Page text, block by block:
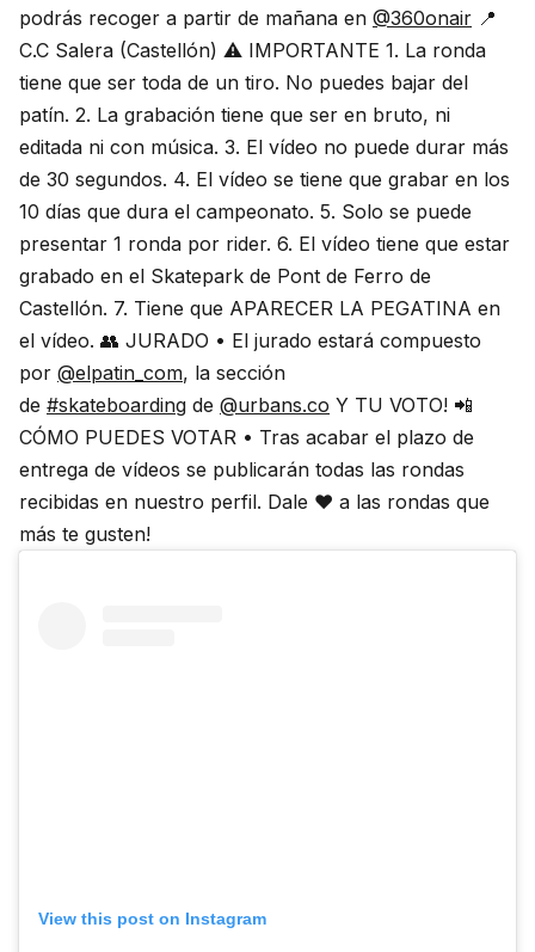
podrás recoger a partir de mañana en @360onair 📍
C.C Salera (Castellón) ⚠️ IMPORTANTE 1. La ronda
tiene que ser toda de un tiro. No puedes bajar del
patín.⁣ 2. La grabación tiene que ser en bruto, ni
editada ni con música.⁣ 3. El vídeo no puede durar más
de 30 segundos. 4. El vídeo se tiene que grabar en los
10 días que dura el campeonato.⁣ 5. Solo se puede
presentar 1 ronda por rider⁣. 6. El vídeo tiene que estar
grabado en el Skatepark de Pont de Ferro de
Castellón. 7. Tiene que APARECER LA PEGATINA en
el vídeo. 👥 JURADO • El jurado estará compuesto
por @elpatin_com, la sección
de #skateboarding de @urbans.co Y TU VOTO! 📲
CÓMO PUEDES VOTAR • Tras acabar el plazo de
entrega de vídeos se publicarán todas las rondas
recibidas en nuestro perfil. Dale ❤️ a las rondas que
más te gusten!
View this post on Instagram